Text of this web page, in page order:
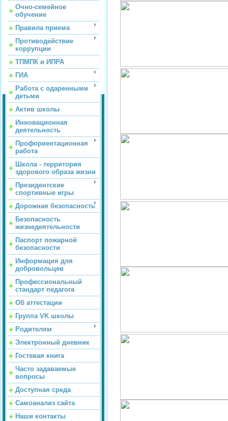
Очно-семейное
обучение
Правила приема
Противодействие
коррупции
ТПМПК и ИПРА
ГИА
Работа с одаренными
детьми
Актив школы
Инновационная
деятельность
Профориентационная
работа
Школа - территория
здорового образа жизни
Президентские
спортивные игры
Дорожная безопасность
Безопасность
жизнедеятельности
Паспорт пожарной
безопасности
Информация для
добровольцев
Профессиональный
стандарт педагога
Об аттестации
Группа VK школы
Родителям
Электронный дневник
Гостевая книга
Часто задаваемые
вопросы
Доступная среда
Самоанализ сайта
Наши контакты